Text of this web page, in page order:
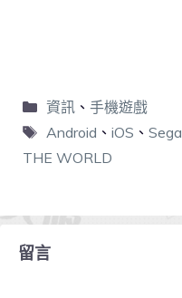
資訊、 手機遊戲
Android 、 iOS 、 Sega
THE WORLD
留言